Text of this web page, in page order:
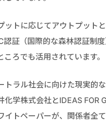
ットに応じてアウトプット
証（国際的な森林認証制
ろでも活用されています。
ラル社会に向けた現実的
化学株式会社とIDEAS FOR
イトペーパーが、関係者全